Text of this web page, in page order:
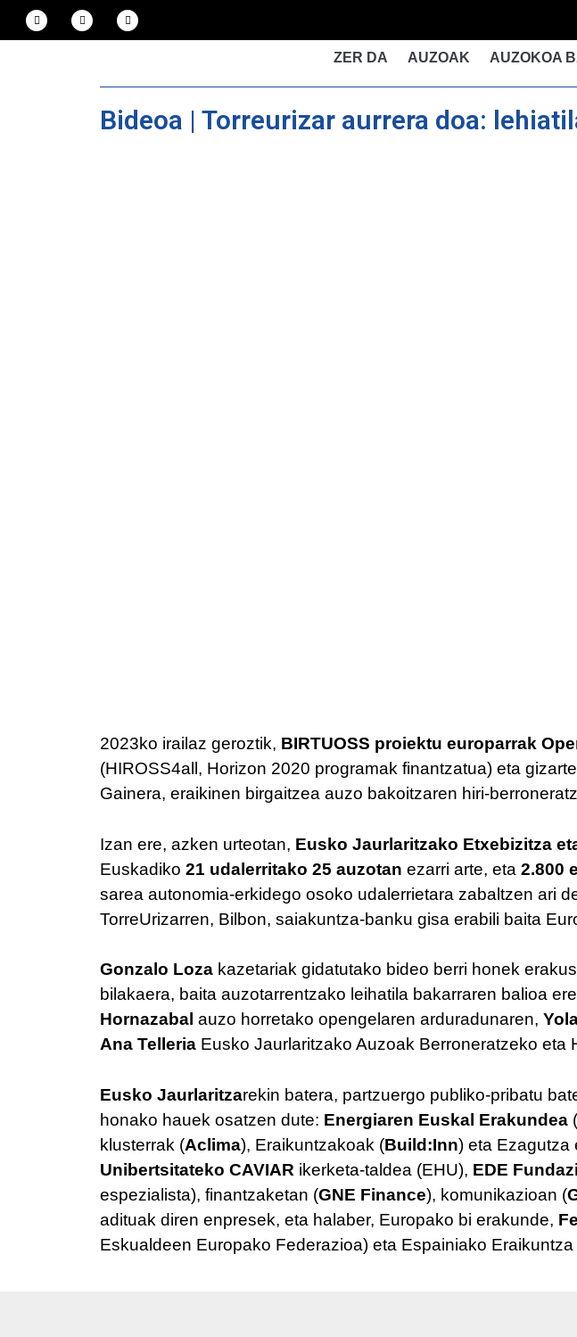
ZER DA AUZOAK AUZOKOA
Bideoa | Torreurizar aurrera doa:
2023ko irailaz geroztik, BIRTUOSS proiektu europarrak
(HIROSS4all, Horizon 2020 programak finantzatua) eta
Gainera, eraikinen birgaitzea auzo bakoitzaren hiri-
Izan ere, azken urteotan, Eusko Jaurlaritzako Etxebizitza
Euskadiko 21 udalerritako 25 auzotan ezarri arte, eta 2.800
sarea autonomia-erkidego osoko udalerrietara zabaltzen ari
TorreUrizarren, Bilbon, saiakuntza-banku gisa erabili baita
Gonzalo Loza kazetariak gidatutako bideo berri honek
bilakaera, baita auzotarrentzako leihatila bakarraren balioa
Hornazabal auzo horretako opengelaren arduradunaren,
Ana Telleria Eusko Jaurlaritzako Auzoak Berroneratzeko
Eusko Jaurlaritzarekin batera, partzuergo publiko-pribatu
honako hauek osatzen dute: Energiaren Euskal Erakundea (
klusterrak (Aclima), Eraikuntzakoak (Build:Inn) eta Ezagutza
Unibertsitateko CAVIAR ikerketa-taldea (EHU), EDE
espezialista), finantzaketan (GNE Finance), komunikazioan (
adituak diren enpresek, eta halaber, Europako bi erakunde,
Eskualdeen Europako Federazioa) eta Espainiako